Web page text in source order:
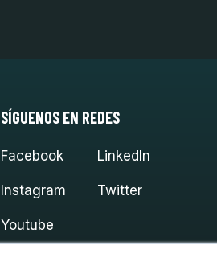
SÍGUENOS EN REDES
Facebook LinkedIn
Instagram Twitter
Youtube